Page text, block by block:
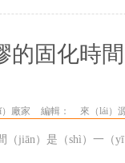
的固化時
廠家 編輯： 來（lái）
（jiān）是（shì）一